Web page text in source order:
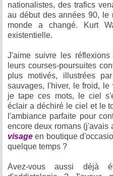
nationalistes, des trafics
au début des années 90, le
monde a changé. Kurt
existentielle.
J'aime suivre les
leurs courses-poursuites
plus motivés, illustrées
sauvages, l'hiver, le froid,
je tape ces mots, le ciel
éclair a déchiré le ciel et le
l'ambiance parfaite pour
encore deux romans (j'avais
visage en boutique
quelque temps ?
Avez-vous aussi déjà